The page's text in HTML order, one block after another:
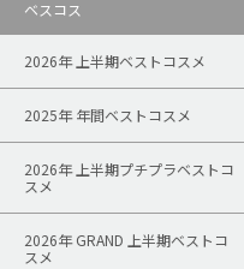
ベスコス
2026年 上半期ベストコスメ
2025年 年間ベストコスメ
2026年 上半期プチプラベストコ
スメ
2026年 GRAND 上半期ベストコ
スメ